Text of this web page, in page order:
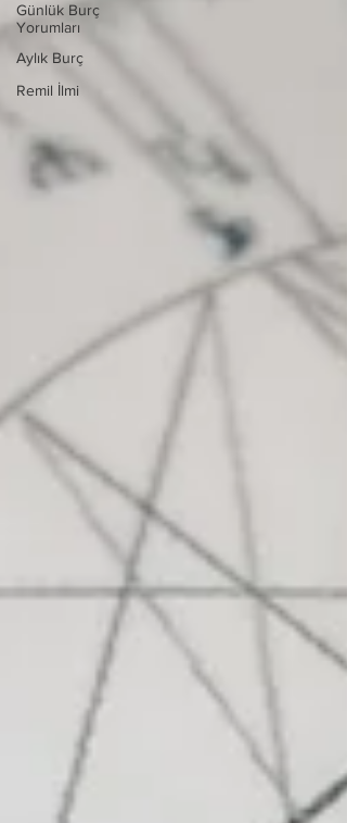
Günlük Burç
Yorumları
Aylık Burç
Remil İlmi